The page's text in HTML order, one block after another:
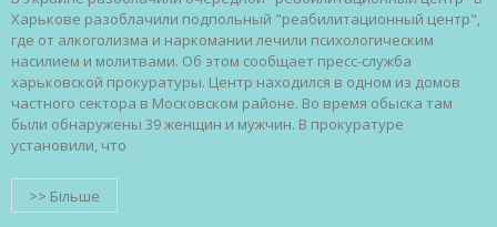
Харькове разоблачили подпольный "реабилитационный центр",
где от алкоголизма и наркомании лечили психологическим
насилием и молитвами. Об этом сообщает пресс-служба
харьковской прокуратуры. Центр находился в одном из домов
частного сектора в Московском районе. Во время обыска там
были обнаружены 39 женщин и мужчин. В прокуратуре
установили, что
>> Більше